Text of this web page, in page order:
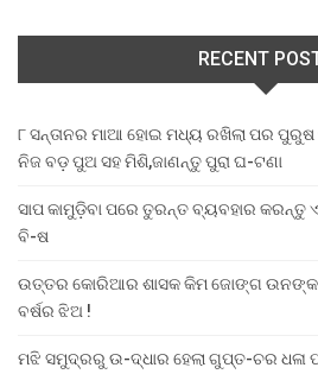
RECENT
୮ ସନ୍ତାନର ମାଆ ହୋଇ ମଧ୍ୟ ରଖିଲା ପର ପୁରୁଷ
ନିଜ ବଡ଼ ପୁଅ ସହ ମିଶି,ଜାଣନ୍ତୁ ପୁରା ଘ-ଟଣା
ସାପ କାମୁଡ଼ିବା ପରେ ତୁରନ୍ତ ବ୍ୟବହାର
ବି-ଷ
ଉତ୍ତର କୋରିଆର ଶାସକ କିମ ଜୋଙ୍ଗ ଉନଙ୍କ
ବର୍ଷର ଝିଅ !
ମଝି ସମୁଦ୍ରରୁ ଉ-ଦ୍ଧାର ହେଲା ଗୁପ୍ତ-ଚର ଧଳା